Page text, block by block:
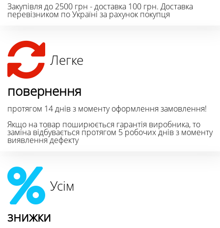
Закупівля до 2500 грн - доставка 100 грн. Доставка
перевізником по Україні за рахунок покупця
Легке
повернення
протягом 14 днів з моменту оформлення замовлення!
Якщо на товар поширюється гарантія виробника, то
заміна відбувається протягом 5 робочих днів з моменту
виявлення дефекту
Усім
знижки